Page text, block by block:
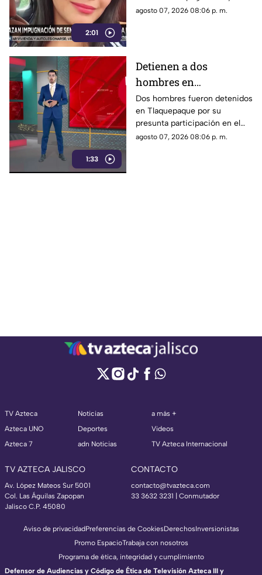
2:01
confirmó la sentencia contra
agosto 07, 2026 08:06 p. m.
1:33
Detienen a dos
hombres en
Tlaquepaque por
presunto abuso y
maltrato animal contra
una perrita
Dos hombres fueron detenidos
en Tlaquepaque por su
presunta participación en el
abuso y maltrato de una
agosto 07, 2026 08:06 p. m.
TV Azteca
Azteca UNO
Azteca 7
Noticias
Deportes
adn Noticias
a más +
Videos
TV Azteca Internacional
TV AZTECA JALISCO
Av. López Mateos Sur 5001
Col. Las Águilas Zapopan
Jalisco C.P. 45080
CONTACTO
contacto@tvazteca.com
33 3632 3231 | Conmutador
Aviso de privacidadPreferencias de CookiesDerechosInversionistas
Promo EspacioTrabaja con nosotros
Programa de ética, integridad y cumplimiento
Defensor de Audiencias y Código de Ética de Televisión Azteca III y